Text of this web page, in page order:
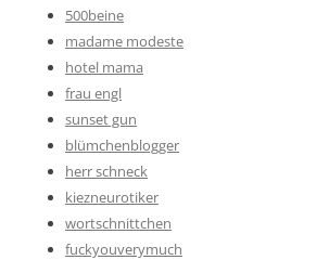
500beine
madame modeste
hotel mama
frau engl
sunset gun
blümchenblogger
herr schneck
kiezneurotiker
wortschnittchen
fuckyouverymuch